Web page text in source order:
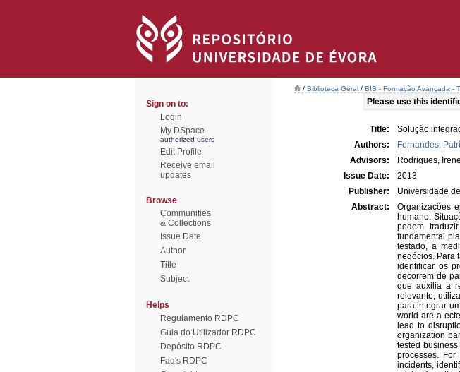
Sign on to:
Login
My DSpace
authorized users
Edit Profile
Receive email
updates
Browse
Communities
& Collections
Issue Date
Author
Title
Subject
Helps
Regulamento RDPC
Guia do Utilizador RDPC
Depósito RDPC
Faq's RDPC
/ Biblioteca Geral / BIB - Formação Avançada -
Please use this
Title:
Solução
Authors:
Fernandes,
Advisors:
Rodrigues,
Issue Date:
2013
Publisher:
Universidade
Abstract:
Organizações
humano.
podem
fundamental
testado, a
negócios. Para
identificar os
decorrem de
que auxilia a
relevante,
para integrar
world are a
lead to
organization
tested
processes.
incidents,